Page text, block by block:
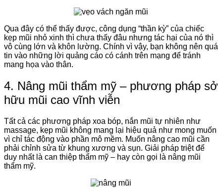
Qua đây có thể thấy được, công dụng “thần kỳ” của chiếc
kẹp mũi nhỏ xinh thì chưa thấy đâu nhưng tác hại của nó thì
vô cùng lớn và khôn lường. Chính vì vậy, bạn không nên quá
tin vào những lời quảng cáo có cánh trên mạng để tránh
mang họa vào thân.
4. Nâng mũi thẩm mỹ – phương pháp sở
hữu mũi cao vĩnh viễn
Tất cả các phương pháp xoa bóp, nắn mũi tự nhiên như
massage, kẹp mũi không mang lại hiệu quả như mong muốn
vì chỉ tác động vào phần mô mềm. Muốn nâng cao mũi cần
phải chỉnh sửa từ khung xương và sụn. Giải pháp triệt để
duy nhất là can thiệp thẩm mỹ – hay còn gọi là nâng mũi
thẩm mỹ.